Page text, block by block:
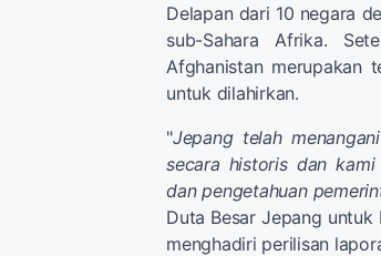
Delapan dari 10 negara
sub-Sahara Afrika.
Afghanistan merupakan
untuk dilahirkan.
"Jepang telah
secara historis dan
dan pengetahuan
Duta Besar Jepang untuk
menghadiri perilisan